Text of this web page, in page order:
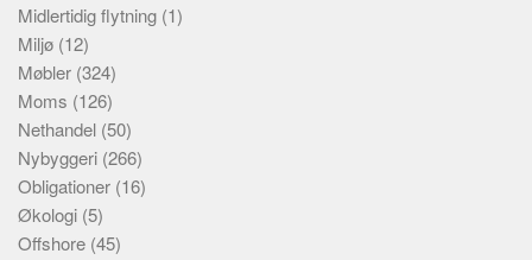
Midlertidig flytning (1)
Miljø (12)
Møbler (324)
Moms (126)
Nethandel (50)
Nybyggeri (266)
Obligationer (16)
Økologi (5)
Offshore (45)